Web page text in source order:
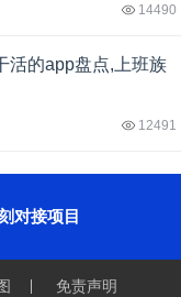
14490
活的app盘点,上班族
12491
对接项目
免责声明